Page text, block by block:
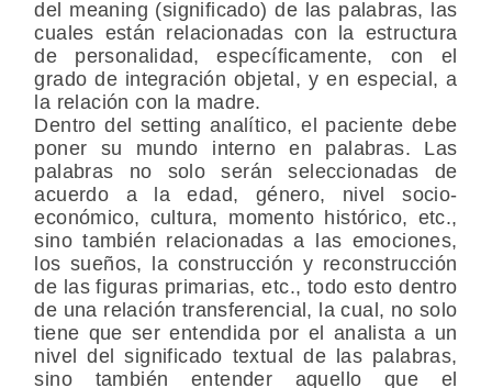
del meaning (significado) de las palabras, las
cuales están relacionadas con la estructura
de personalidad, específicamente, con el
grado de integración objetal, y en especial, a
la relación con la madre.
Dentro del setting analítico, el paciente debe
poner su mundo interno en palabras. Las
palabras no solo serán seleccionadas de
acuerdo a la edad, género, nivel socio-
económico, cultura, momento histórico, etc.,
sino también relacionadas a las emociones,
los sueños, la construcción y reconstrucción
de las figuras primarias, etc., todo esto dentro
de una relación transferencial, la cual, no solo
tiene que ser entendida por el analista a un
nivel del significado textual de las palabras,
sino también entender aquello que el